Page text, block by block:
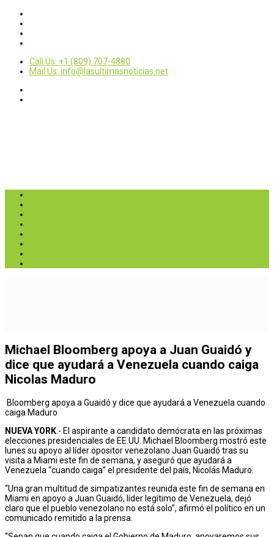
Call Us: +1 (809) 707-4880
Mail Us: info@lasultimasnoticias.net
Michael Bloomberg apoya a Juan Guaidó y
dice que ayudará a Venezuela cuando caiga
Nicolas Maduro
Bloomberg apoya a Guaidó y dice que ayudará a Venezuela cuando
caiga Maduro
NUEVA YORK .- El aspirante a candidato demócrata en las próximas
elecciones presidenciales de EE.UU. Michael Bloomberg mostró este
lunes su apoyo al líder opositor venezolano Juan Guaidó tras su
visita a Miami este fin de semana, y aseguró que ayudará a
Venezuela “cuando caiga” el presidente del país, Nicolás Maduro.
“Una gran multitud de simpatizantes reunida este fin de semana en
Miami en apoyo a Juan Guaidó, líder legítimo de Venezuela, dejó
claro que el pueblo venezolano no está solo”, afirmó el político en un
comunicado remitido a la prensa.